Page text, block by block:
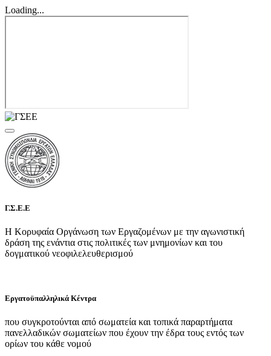
Loading...
Γ.Σ.Ε.Ε
Η Κορυφαία Οργάνωση των Εργαζομένων με την αγωνιστική
δράση της ενάντια στις πολιτικές των μνημονίων και του
δογματικού νεοφιλελευθερισμού
Εργατοϋπαλληλικά Κέντρα
που συγκροτούνται από σωματεία και τοπικά παραρτήματα
πανελλαδικών σωματείων που έχουν την έδρα τους εντός των
ορίων του κάθε νομού